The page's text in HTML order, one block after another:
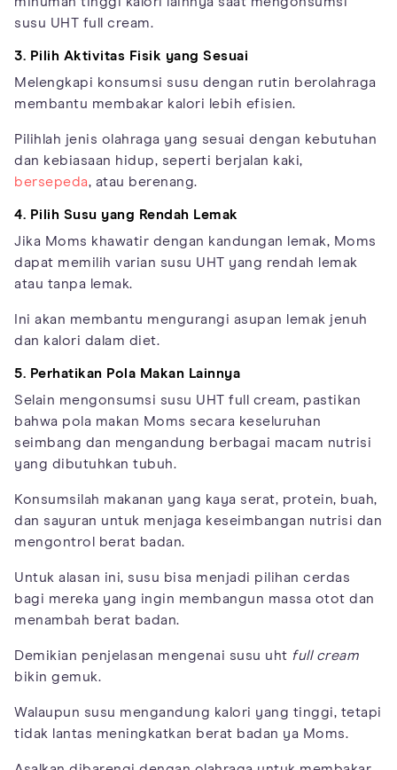
susu UHT full cream.
3. Pilih Aktivitas Fisik yang Sesuai
Melengkapi konsumsi susu dengan rutin berolahraga
membantu membakar kalori lebih efisien.
Pilihlah jenis olahraga yang sesuai dengan kebutuhan
dan kebiasaan hidup, seperti berjalan kaki,
bersepeda, atau berenang.
4. Pilih Susu yang Rendah Lemak
Jika Moms khawatir dengan kandungan lemak, Moms
dapat memilih varian susu UHT yang rendah lemak
atau tanpa lemak.
Ini akan membantu mengurangi asupan lemak jenuh
dan kalori dalam diet.
5. Perhatikan Pola Makan Lainnya
Selain mengonsumsi susu UHT full cream, pastikan
bahwa pola makan Moms secara keseluruhan
seimbang dan mengandung berbagai macam nutrisi
yang dibutuhkan tubuh.
Konsumsilah makanan yang kaya serat, protein, buah,
dan sayuran untuk menjaga keseimbangan nutrisi dan
mengontrol berat badan.
Untuk alasan ini, susu bisa menjadi pilihan cerdas
bagi mereka yang ingin membangun massa otot dan
menambah berat badan.
Demikian penjelasan mengenai susu uht full cream
bikin gemuk.
Walaupun susu mengandung kalori yang tinggi, tetapi
tidak lantas meningkatkan berat badan ya Moms.